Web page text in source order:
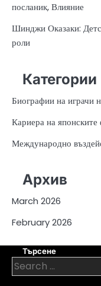
посланик, Влияние
Шинджи Оказаки:
роли
Категории
Биографии на играчи
Кариера на
Международно
Архив
March 2026
February 2026
Търсене
Search
for: